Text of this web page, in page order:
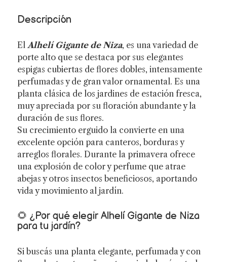
Descripción
El Alhelí Gigante de Niza, es una variedad de
porte alto que se destaca por sus elegantes
espigas cubiertas de flores dobles, intensamente
perfumadas y de gran valor ornamental. Es una
planta clásica de los jardines de estación fresca,
muy apreciada por su floración abundante y la
duración de sus flores.
Su crecimiento erguido la convierte en una
excelente opción para canteros, borduras y
arreglos florales. Durante la primavera ofrece
una explosión de color y perfume que atrae
abejas y otros insectos beneficiosos, aportando
vida y movimiento al jardín.
🌻 ¿Por qué elegir Alhelí Gigante de Niza
para tu jardín?
Si buscás una planta elegante, perfumada y con